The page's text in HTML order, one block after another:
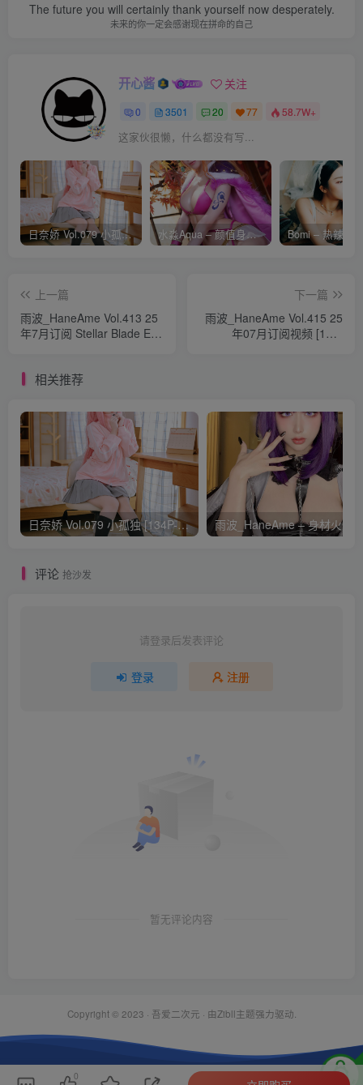
The future you will certainly thank yourself now desperately.
未来的你一定会感谢现在拼命的自己
开心酱 关注
0 3501 20 77 58.7W+
这家伙很懒，什么都没有写...
日奈娇 Vol.079 小孤独 [134P-1.84GB] 水淼Aqua – 颜值身材双在线 火爆日本 Cos写真作品合集
上一篇
雨波_HaneAme Vol.413 25
年7月订阅 Stellar Blade Eve
下一篇
雨波_HaneAme Vol.415 25
年07月订阅视频 [19V-
相关推荐
日奈娇 Vol.079 小孤独 [134P-1.84GB]
评论 抢沙发
请登录后发表评论
登录 注册
暂无评论内容
Copyright © 2023 · 吾爱二次元 · 由Zibll主题强力驱动.
0